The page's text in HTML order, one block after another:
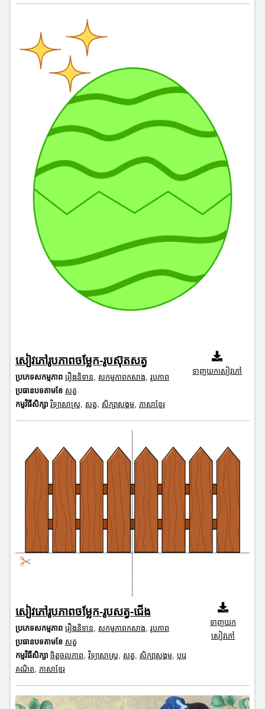
សៀវភៅរូបភាពចម្លែក-រូបស៊ុតសត្វ
ប្រភេទសកម្មភាព រឿងនិទាន សកម្មភាពកសាង រូបភាព
ប្រធានបទតាមខែ សត្វ
កម្មវិធីសិក្សា វិទ្យាសាស្រ្ត សត្វ សិក្សាសង្គម, ភាសាខ្មែរ
ទាញយកសៀវភៅ
សៀវភៅរូបភាពចម្លែក-រូបសត្វ-ជើង
ប្រភេទសកម្មភាព រឿងនិទាន សកម្មភាពកសាង រូបភាព
ប្រធានបទតាមខែ សត្វ
កម្មវិធីសិក្សា ចិត្តចលភាព វិទ្យាសាស្រ្ត សត្វ សិក្សាសង្គម, បុរេ
គណិត ភាសាខ្មែរ
ទាញយក
សៀវភៅ